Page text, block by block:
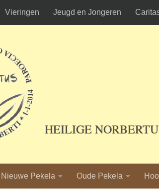
Vieringen Jeugd en Jongeren
HEILIGE
Nieuwe Pekela Oude Pekela